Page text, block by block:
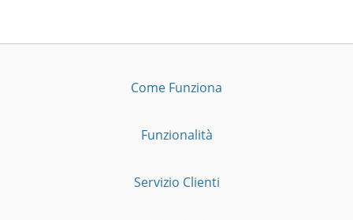
Come Funziona
Funzionalità
Servizio Clienti